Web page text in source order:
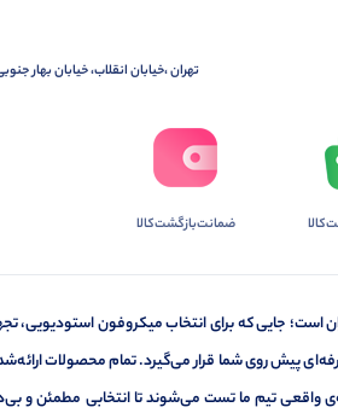
تهران ،خیابان انقلاب، خیابان بهار
ضمانت‌بازگشت‌کالا
جایی که برای انتخاب میکروفون استودیویی،
پیش روی شما قرار می‌گیرد. تمام محصولات
واقعی تیم ما تست می‌شوند تا انتخابی مطمئن و